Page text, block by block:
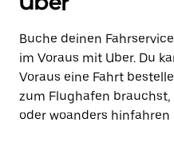
Buche deinen
im Voraus mit Uber. Du
Voraus eine Fahrt
zum Flughafen
oder woanders